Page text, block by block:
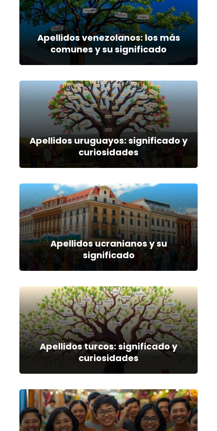
Apellidos venezolanos: los más
comunes y su significado
Apellidos uruguayos: significado y
curiosidades
Apellidos ucranianos y su
significado
Apellidos turcos: significado y
curiosidades